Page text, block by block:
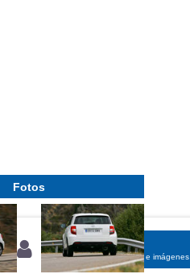
BUSCADOR
informaciones, fichas e imágenes
Fotos